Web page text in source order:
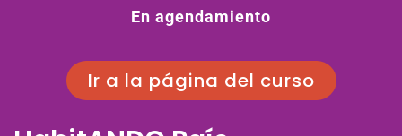
En agendamiento
Ir a la página del curso